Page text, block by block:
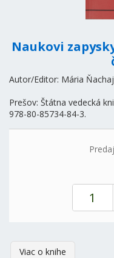
Naukovi
Autor/Editor: Mária
Prešov: Štátna vedecká
978-80-85734-84-3.
Viac o knihe